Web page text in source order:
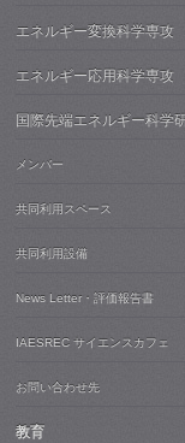
エネルギー変換科学専攻
エネルギー応用科学専攻
国際先端エネルギー科学
メンバー
共同利用スペース
共同利用設備
News Letter・評価報告書
IAESREC サイエンスカフェ
お問い合わせ先
教育